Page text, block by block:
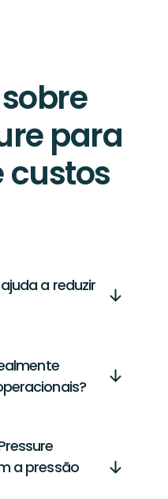
para
custos
a reduzir
a pressão